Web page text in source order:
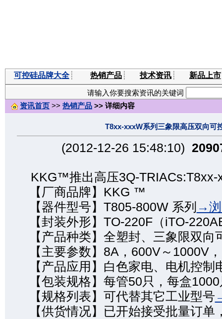
可控硅品牌大全 ┊ 热销产品 ┊ 技术资讯 ┊ 新品上市
请输入你要搜索资讯的关键词
资讯首页 >> 热销产品 >> 详细内容
T8xx-xxxW系列三象限高压双向可
(2012-12-26 15:48:10)
KKG™推出高压3Q-TRIACs:T8xx-
【厂商品牌】KKG ™
【器件型号】T805-800W 系列 →
【封装外形】TO-220F（iTO-
【产品种类】全塑封、三象限双向
【主要参数】8A，600V～1000V
【产品应用】白色家电、电机控制
【包装规格】每管50只，每盒1000
【规格列表】可代替其它工业型号
【供货情况】已开始接受批量订单